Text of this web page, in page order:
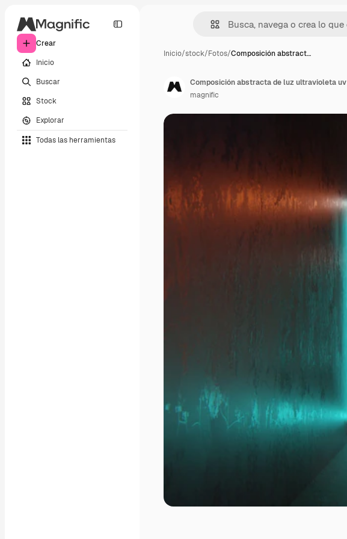
Crear
Inicio
Buscar
Stock
Explorar
Todas las herramientas
Inicio/stock/Fotos/Composición abstract…
Composición abstracta de luz ultravioleta uv
magnific